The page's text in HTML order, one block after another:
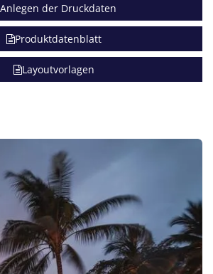
Anlegen der Druckdaten
Produktdatenblatt
Layoutvorlagen